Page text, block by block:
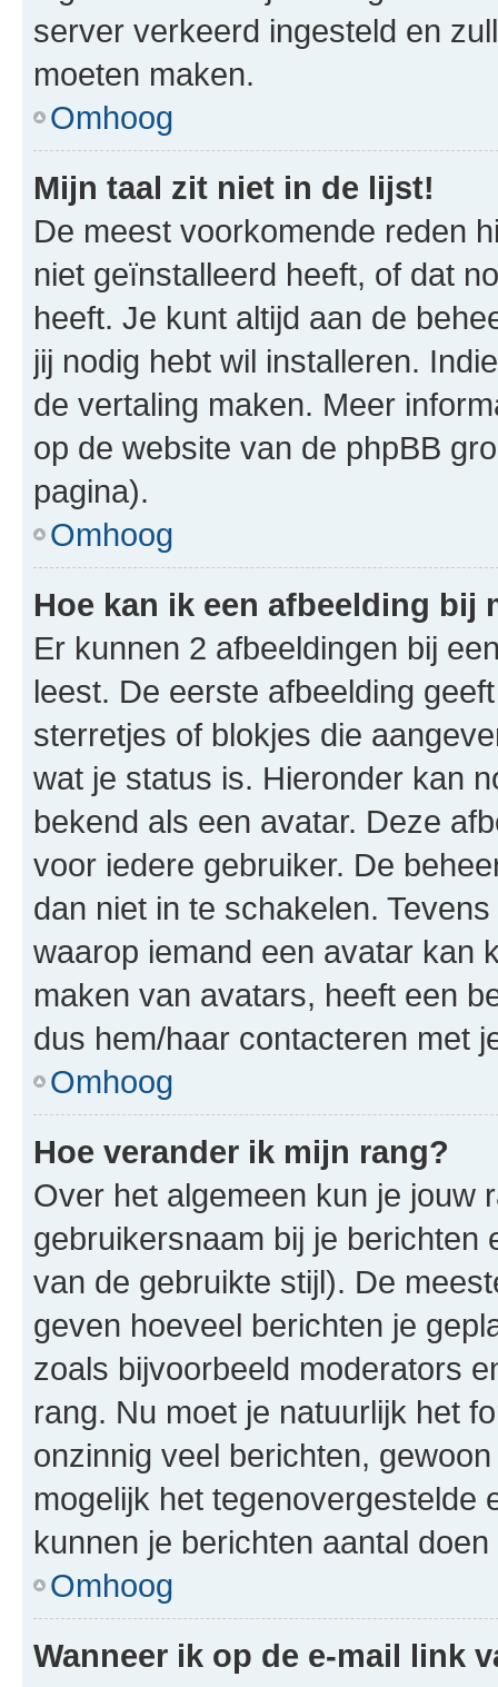
server verkeerd ingesteld en
moeten maken.
Omhoog
Mijn taal zit niet in de lijst!
De meest voorkomende reden
niet geïnstalleerd heeft, of dat
heeft. Je kunt altijd aan de
jij nodig hebt wil installeren.
de vertaling maken. Meer
op de website van de phpBB
pagina).
Omhoog
Hoe kan ik een afbeelding bij
Er kunnen 2 afbeeldingen bij
leest. De eerste afbeelding
sterretjes of blokjes die
wat je status is. Hieronder kan
bekend als een avatar. Deze
voor iedere gebruiker. De
dan niet in te schakelen.
waarop iemand een avatar kan
maken van avatars, heeft een
dus hem/haar contacteren met
Omhoog
Hoe verander ik mijn rang?
Over het algemeen kun je jouw
gebruikersnaam bij je berichten
van de gebruikte stijl). De
geven hoeveel berichten je
zoals bijvoorbeeld moderators
rang. Nu moet je natuurlijk het
onzinnig veel berichten,
mogelijk het tegenovergestelde
kunnen je berichten aantal doen
Omhoog
Wanneer ik op de e-mail link